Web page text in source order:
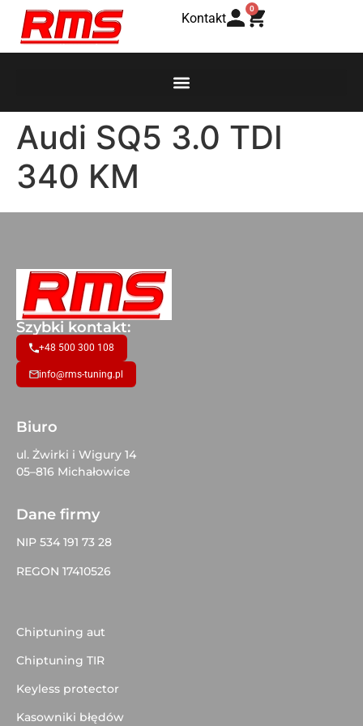
Kontakt
0
Audi SQ5 3.0 TDI
340 KM
Szybki kontakt:
+48 500 300 108
info@rms-tuning.pl
Biuro
ul. Żwirki i Wigury 14
05–816 Michałowice
Dane firmy
NIP 534 191 73 28
REGON 17410526
Chiptuning aut
Chiptuning TIR
Keyless protector
Kasowniki błędów